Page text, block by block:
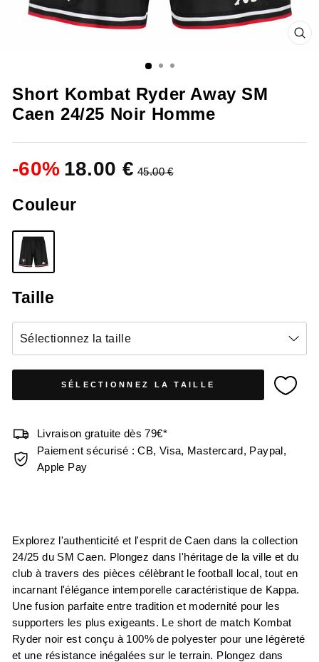
Short Kombat Ryder Away SM
Caen 24/25 Noir Homme
-60% 18.00 € 45.00 €
Couleur
Taille
Sélectionnez la taille
SÉLECTIONNEZ LA TAILLE
Livraison gratuite dès 79€*
Paiement sécurisé : CB, Visa, Mastercard, Paypal,
Apple Pay
Explorez l'authenticité et l'esprit de Caen dans la collection
24/25 du SM Caen. Plongez dans l'héritage de la ville et du
club à travers des pièces célèbrant le football local, tout en
incarnant l'élégance intemporelle caractéristique de Kappa.
Une fusion parfaite entre tradition et modernité pour les
supporters les plus exigeants. Le short de match Kombat
Ryder noir est conçu à 100% de polyester pour une légèreté
et une résistance inégalées sur le terrain. Plongez dans